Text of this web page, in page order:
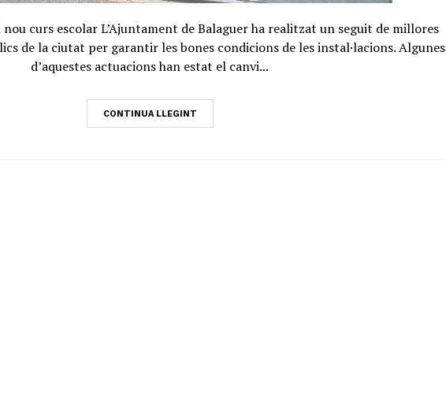
curs escolar L’Ajuntament de Balaguer ha realitzat un seguit de millores
de la ciutat per garantir les bones condicions de les instal·lacions. Algunes
d’aquestes actuacions han estat el canvi...
CONTINUA LLEGINT